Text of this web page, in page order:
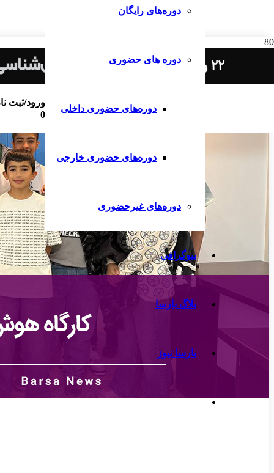
دوره‌های رایگان
دوره های حضوری
دوره‌های حضوری داخلی
دوره‌های حضوری خارجی
دوره‌های غیرحضوری
بیوگرافی
بلاگ بارسا
بارسا نیوز
ورود/ثبت
0